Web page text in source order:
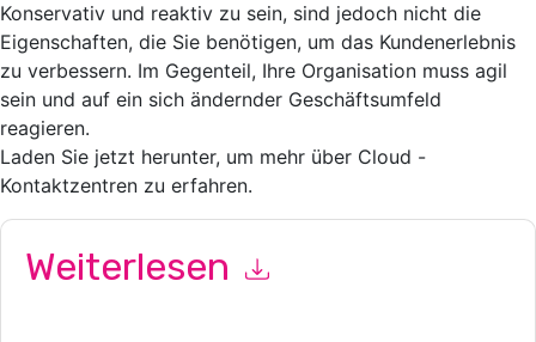
Konservativ und reaktiv zu sein, sind jedoch nicht die
Eigenschaften, die Sie benötigen, um das Kundenerlebnis
zu verbessern. Im Gegenteil, Ihre Organisation muss agil
sein und auf ein sich ändernder Geschäftsumfeld
reagieren.
Laden Sie jetzt herunter, um mehr über Cloud -
Kontaktzentren zu erfahren.
Weiterlesen